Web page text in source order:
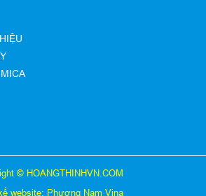
© HOANGTHINHVN.COM
website: Phương Nam Vina